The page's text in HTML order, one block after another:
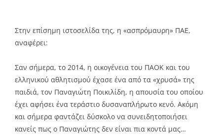
Στην επίσημη ιστοσελίδα της, η «ασπρόμαυρη» ΠΑΕ,
αναφέρει:
Σαν σήμερα, το 2014, η οικογένεια του ΠΑΟΚ και του
ελληνικού αθλητισμού έχασε ένα από τα «χρυσά» της
παιδιά, τον Παναγιώτη Ποικιλίδη, η απουσία του οποίου
έχει αφήσει ένα τεράστιο δυσαναπλήρωτο κενό. Ακόμη
και σήμερα φαντάζει δύσκολο να συνειδητοποιήσει
κανείς πως ο Παναγιώτης δεν είναι πια κοντά μας…